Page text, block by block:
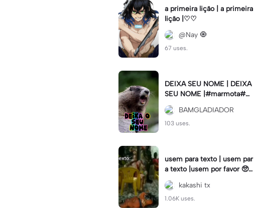
a primeira lição | a primeira
lição |♡♡
@Nay 🧿
67 uses.
DEIXA SEU NOME | DEIXA
SEU NOME |#marmota#m
eme#viral#
BAMGLADIADOR
103 uses.
usem para texto | usem par
a texto |usem por favor 🥺#
fy#viral#usem#textoeditav
el#animekakashi tx
1.06K uses.